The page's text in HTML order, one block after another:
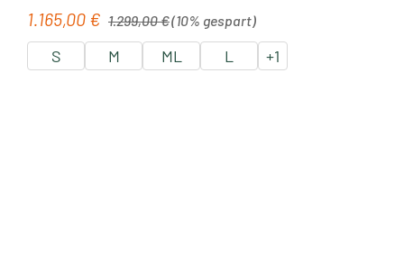
Verkaufspreis:
1.165,00 € Regulärer Preis:
1.299,00 €(10% gespart)
S M ML L +1